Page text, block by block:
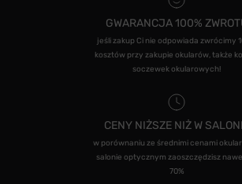
GWARANCJA 100%
jeśli zakup Ci nie odpowiada zwrócimy
kosztów przy zakupie okularów, także
soczewek okularowych!
CENY NIŻSZE NIŻ W
w porównaniu ze średnimi cenami
salonie optycznym zaoszczędzisz
70%